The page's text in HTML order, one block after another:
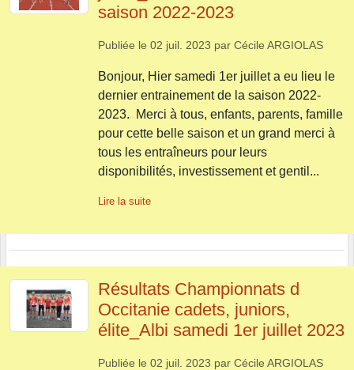
saison 2022-2023
Publiée le 02 juil. 2023 par Cécile ARGIOLAS
Bonjour, Hier samedi 1er juillet a eu lieu le
dernier entrainement de la saison 2022-
2023. Merci à tous, enfants, parents, famille
pour cette belle saison et un grand merci à
tous les entraîneurs pour leurs
disponibilités, investissement et gentil...
Lire la suite
Résultats Championnats d
Occitanie cadets, juniors,
élite_Albi samedi 1er juillet 2023
Publiée le 02 juil. 2023 par Cécile ARGIOLAS